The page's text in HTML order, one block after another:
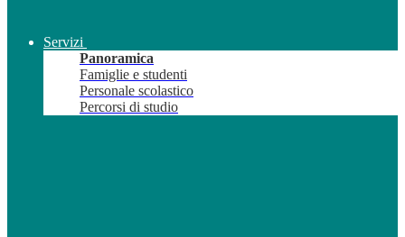
Servizi
Panoramica
Famiglie e studenti
Personale scolastico
Percorsi di studio